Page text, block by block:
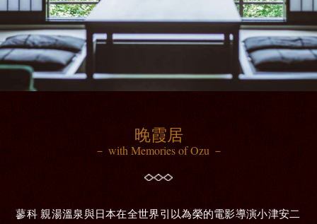
晚霞居
－ with Memories of Ozu －
蓼科 親湯溫泉與日本在全世界引以為榮的電影導演小津安二